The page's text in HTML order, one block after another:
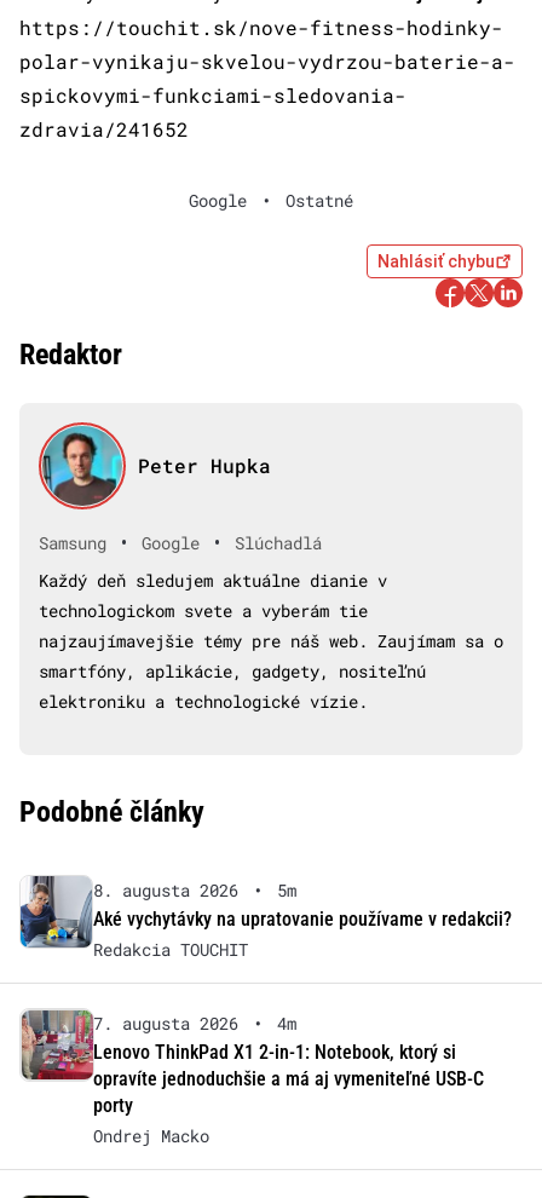
https://touchit.sk/nove-fitness-hodinky-
polar-vynikaju-skvelou-vydrzou-baterie-a-
spickovymi-funkciami-sledovania-
zdravia/241652
Google • Ostatné
Nahlásiť chybu
Redaktor
Peter Hupka
Samsung • Google •
Slúchadlá
Každý deň sledujem aktuálne dianie v
technologickom svete a vyberám tie
najzaujímavejšie témy pre náš web. Zaujímam sa o
smartfóny, aplikácie, gadgety, nositeľnú
elektroniku a technologické vízie.
Podobné články
8. augusta 2026 •
5m
Aké vychytávky na upratovanie používame v redakcii?
Redakcia TOUCHIT
7. augusta 2026 •
4m
Lenovo ThinkPad X1 2-in-1: Notebook, ktorý si
opravíte jednoduchšie a má aj vymeniteľné USB-C
porty
Ondrej Macko